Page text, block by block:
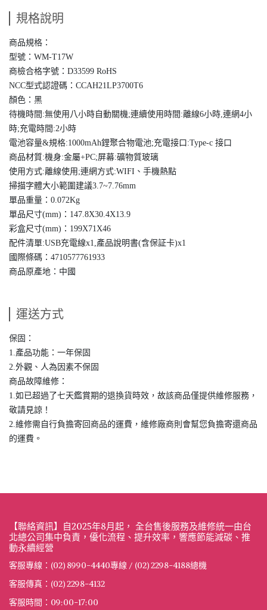
規格說明
商品規格：
型號：WM-T17W
商檢合格字號：D33599 RoHS
NCC型式認證碼：CCAH21LP3700T6
顏色：黑
待機時間:無使用八小時自動關機;連續使用時間:離線6小時,連網4小
時;充電時間:2小時
電池容量&規格:1000mAh鋰聚合物電池;充電接口:Type-c 接口
商品材質:機身:金屬+PC;屏幕:礦物質玻璃
使用方式:離線使用;連網方式:WIFI、手機熱點
掃描字體大小範圍建議3.7~7.76mm
單品重量：0.072Kg
單品尺寸(mm)：147.8X30.4X13.9
彩盒尺寸(mm)：199X71X46
配件清單:USB充電線x1,產品說明書(含保証卡)x1
國際條碼：4710577761933
商品原產地：中國
運送方式
保固：
1.產品功能：一年保固
2.外觀、人為因素不保固
商品故障維修：
1.如已超過了七天鑑賞期的退換貨時效，故該商品僅提供維修服務，
敬請見諒！
2.維修需自行負擔寄回商品的運費，維修廠商則會幫您負擔寄還商品
的運費。
【聯絡資訊】自2025年8月起， 全台售後服務及維修統一由台
北總公司集中負責，優化流程、提升效率，響應節能減碳、推
動永續經營
客服專線：(02) 8990-4440專線 / (02) 2298-4188總機
客服傳真：(02) 2298-4132
客服時間：09:00-17:00